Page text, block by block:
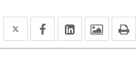
Twitter
Enlace
a
Facebook
Enlace
a
LinkedIn
Enlace
a